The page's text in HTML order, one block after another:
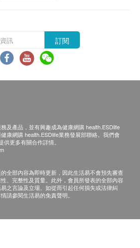
。
地址而沒有人簽收，好運來鮮菓
排送貨服務，但顧客必須再支付
及特別地區附加費用(如適
網購health.ESDlife有權拒絕接
於送貨前透過電話或電郵通知顧
，每批產品的質素或有差別。
會因應收成時期或其他狀況而有
物為準。
，當顧客收取已訂購之貨品時，
排，必須連同所有相關資料，包
方式健康網購health.ESDlife客
訂閱
及產品，並有興趣成為健康網購 health.ESDlife
康網購 health.ESDlife業務發展部聯絡。我們會
更多有關合作詳情。
全部內容為即時更新，因此生活易不會預先審查
、完整性及質量。此外，會員所發表的全部內容
之言論及立場。如從而引起任何損失或法律糾
請參閱生活易的免責聲明。